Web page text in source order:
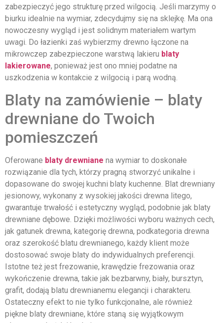
zabezpieczyć jego strukturę przed wilgocią. Jeśli marzymy o
biurku idealnie na wymiar, zdecydujmy się na sklejkę. Ma ona
nowoczesny wygląd i jest solidnym materiałem wartym
uwagi. Do łazienki zaś wybierzmy drewno łączone na
mikrowczep zabezpieczone warstwą lakieru blaty
lakierowane, ponieważ jest ono mniej podatne na
uszkodzenia w kontakcie z wilgocią i parą wodną.
Blaty na zamówienie – blaty
drewniane do Twoich
pomieszczeń
Oferowane blaty drewniane na wymiar to doskonałe
rozwiązanie dla tych, którzy pragną stworzyć unikalne i
dopasowane do swojej kuchni blaty kuchenne. Blat drewniany
jesionowy, wykonany z wysokiej jakości drewna litego,
gwarantuje trwałość i estetyczny wygląd, podobnie jak blaty
drewniane dębowe. Dzięki możliwości wyboru ważnych cech,
jak gatunek drewna, kategorię drewna, podkategoria drewna
oraz szerokość blatu drewnianego, każdy klient może
dostosować swoje blaty do indywidualnych preferencji.
Istotne też jest frezowanie, krawędzie frezowania oraz
wykończenie drewna, takie jak bezbarwny, biały, bursztyn,
grafit, dodają blatu drewnianemu elegancji i charakteru.
Ostateczny efekt to nie tylko funkcjonalne, ale również
piękne blaty drewniane, które staną się wyjątkowym